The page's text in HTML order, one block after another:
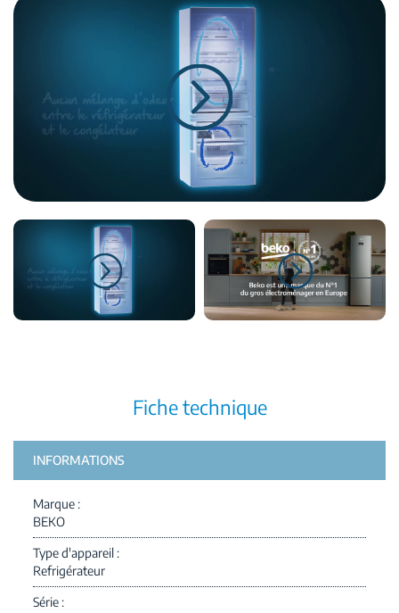
Fiche technique
INFORMATIONS
Marque
BEKO
Type d'appareil
Refrigérateur
Série